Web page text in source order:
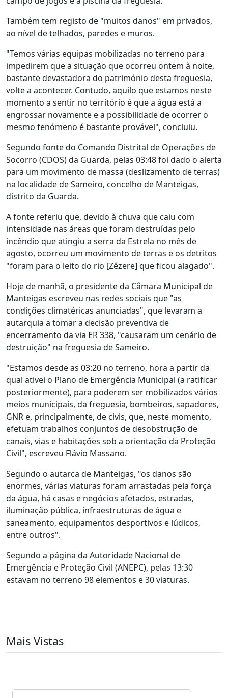
Também tem registo de "muitos danos" em privados,
ao nível de telhados, paredes e muros.
"Temos várias equipas mobilizadas no terreno para
impedirem que a situação que ocorreu ontem à noite,
bastante devastadora do património desta freguesia,
volte a acontecer. Contudo, aquilo que estamos neste
momento a sentir no território é que a água está a
engrossar novamente e a possibilidade de ocorrer o
mesmo fenómeno é bastante provável", concluiu.
Segundo fonte do Comando Distrital de Operações de
Socorro (CDOS) da Guarda, pelas 03:48 foi dado o alerta
para um movimento de massa (deslizamento de terras)
na localidade de Sameiro, concelho de Manteigas,
distrito da Guarda.
A fonte referiu que, devido à chuva que caiu com
intensidade nas áreas que foram destruídas pelo
incêndio que atingiu a serra da Estrela no mês de
agosto, ocorreu um movimento de terras e os detritos
"foram para o leito do rio [Zêzere] que ficou alagado".
Hoje de manhã, o presidente da Câmara Municipal de
Manteigas escreveu nas redes sociais que "as
condições climatéricas anunciadas", que levaram a
autarquia a tomar a decisão preventiva de
encerramento da via ER 338, "causaram um cenário de
destruição" na freguesia de Sameiro.
"Estamos desde as 03:20 no terreno, hora a partir da
qual ativei o Plano de Emergência Municipal (a ratificar
posteriormente), para poderem ser mobilizados vários
meios municipais, da freguesia, bombeiros, sapadores,
GNR e, principalmente, de civis, que, neste momento,
efetuam trabalhos conjuntos de desobstrução de
canais, vias e habitações sob a orientação da Proteção
Civil", escreveu Flávio Massano.
Segundo o autarca de Manteigas, "os danos são
enormes, várias viaturas foram arrastadas pela força
da água, há casas e negócios afetados, estradas,
iluminação pública, infraestruturas de água e
saneamento, equipamentos desportivos e lúdicos,
entre outros".
Segundo a página da Autoridade Nacional de
Emergência e Proteção Civil (ANEPC), pelas 13:30
estavam no terreno 98 elementos e 30 viaturas.
Mais Vistas